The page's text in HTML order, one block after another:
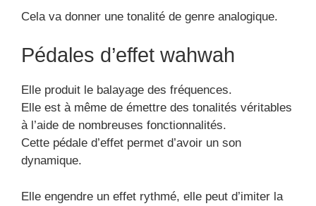
Cela va donner une tonalité de genre analogique.
Pédales d’effet wahwah
Elle produit le balayage des fréquences.
Elle est à même de émettre des tonalités véritables
à l’aide de nombreuses fonctionnalités.
Cette pédale d’effet permet d’avoir un son
dynamique.
Elle engendre un effet rythmé, elle peut d’imiter la